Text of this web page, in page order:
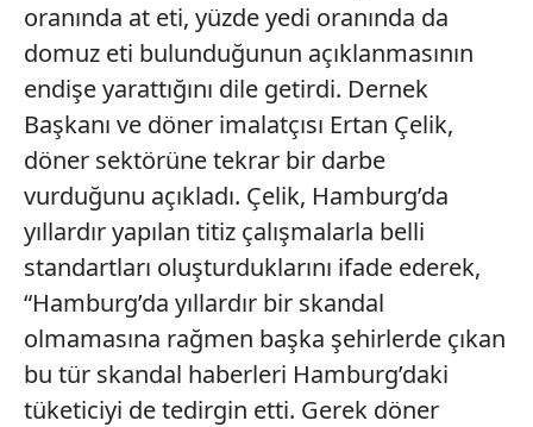
oranında at eti, yüzde yedi oranında da
domuz eti bulunduğunun açıklanmasının
endişe yarattığını dile getirdi. Dernek
Başkanı ve döner imalatçısı Ertan Çelik,
döner sektörüne tekrar bir darbe
vurduğunu açıkladı. Çelik, Hamburg’da
yıllardır yapılan titiz çalışmalarla belli
standartları oluşturduklarını ifade ederek,
“Hamburg’da yıllardır bir skandal
olmamasına rağmen başka şehirlerde çıkan
bu tür skandal haberleri Hamburg’daki
tüketiciyi de tedirgin etti. Gerek döner